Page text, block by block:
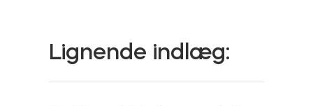
Lignende indlæg: